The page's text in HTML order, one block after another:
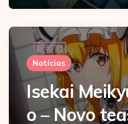
Notícias
Isekai
o – Novo